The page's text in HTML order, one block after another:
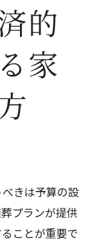
的
家
きは予算の設
プランが提供
ことが重要で